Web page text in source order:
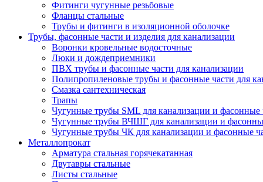
Фитинги чугунные резьбовые
Фланцы стальные
Трубы и фитинги в изоляционной оболочке
Трубы, фасонные части и изделия для канализации
Воронки кровельные водосточные
Люки и дождеприемники
ПВХ трубы и фасонные части для канализации
Полипропиленовые трубы и фасонные части для
Смазка сантехническая
Трапы
Чугунные трубы SML для канализации и фасонные
Чугунные трубы ВЧШГ для канализации и
Чугунные трубы ЧК для канализации и фасонные
Металлопрокат
Арматура стальная горячекатанная
Двутавры стальные
Листы стальные